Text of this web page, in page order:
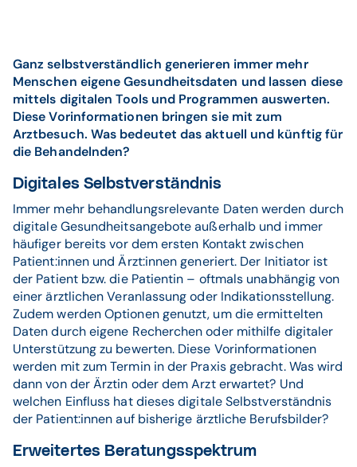
Ganz selbstverständlich generieren immer mehr
Menschen eigene Gesundheitsdaten und lassen diese
mittels digitalen Tools und Programmen auswerten.
Diese Vorinformationen bringen sie mit zum
Arztbesuch. Was bedeutet das aktuell und künftig für
die Behandelnden?
Digitales Selbstverständnis
Immer mehr behandlungsrelevante Daten werden durch
digitale Gesundheitsangebote außerhalb und immer
häufiger bereits vor dem ersten Kontakt zwischen
Patient:innen und Ärzt:innen generiert. Der Initiator ist
der Patient bzw. die Patientin – oftmals unabhängig von
einer ärztlichen Veranlassung oder Indikationsstellung.
Zudem werden Optionen genutzt, um die ermittelten
Daten durch eigene Recherchen oder mithilfe digitaler
Unterstützung zu bewerten. Diese Vorinformationen
werden mit zum Termin in der Praxis gebracht. Was wird
dann von der Ärztin oder dem Arzt erwartet? Und
welchen Einfluss hat dieses digitale Selbstverständnis
der Patient:innen auf bisherige ärztliche Berufsbilder?
Erweitertes Beratungsspektrum